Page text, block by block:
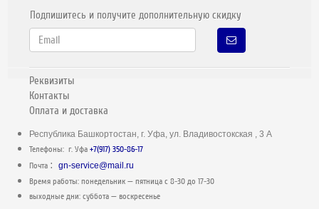
Подпишитесь и получите дополнительную скидку
Реквизиты
Контакты
Оплата и доставка
Республика Башкортостан, г. Уфа, ул. Владивостокская , 3 А
Телефоны: г. Уфа+7(917) 350-86-17
Почта :gn-service@mail.ru
Время работы: понедельник — пятница c 8-30 до 17-30
выходные дни: суббота — воскресенье